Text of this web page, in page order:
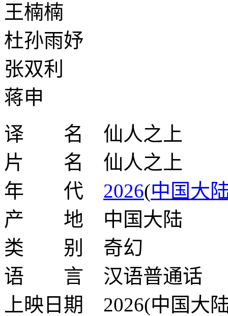
王楠楠
杜孙雨妤
张双利
蒋申
译 名 仙人之上
片 名 仙人之上
年 代 2026(中国大
产 地 中国大陆
类 别 奇幻
语 言 汉语普通话
上映日期 2026(中国大